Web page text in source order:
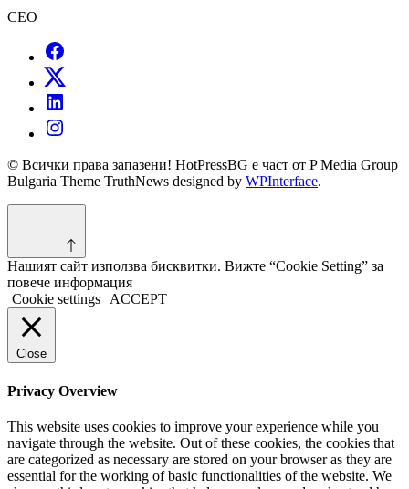
CEO
© Всички права запазени! HotPressBG е част от P Media Group
Bulgaria Theme TruthNews designed by WPInterface.
Нашият сайт използва бисквитки. Вижте “Cookie Setting” за
повече информация
Cookie settings
ACCEPT
Close
Privacy Overview
This website uses cookies to improve your experience while you
navigate through the website. Out of these cookies, the cookies that
are categorized as necessary are stored on your browser as they are
essential for the working of basic functionalities of the website. We